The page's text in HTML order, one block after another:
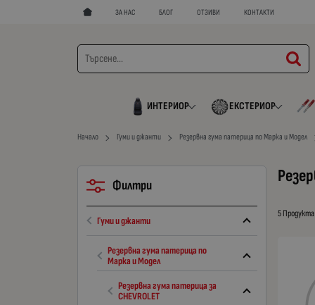
ЗА НАС БЛОГ ОТЗИВИ КОНТАКТИ
ИНТЕРИОР ЕКСТЕРИОР
Начало Гуми и джанти Резервна гума патерица по Марка и Модел
5 Продукта
Филтри
Гуми и джанти
Резервна гума патерица по
Марка и Модел
Резервна гума патерица за
CHEVROLET